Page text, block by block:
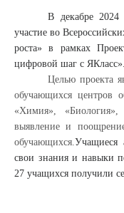
В декабре 2024
участие во
роста» в рамках
цифровой шаг с ЯКласс».
Целью проекта
обучающихся центров
«Химия»,
выявление и
обучающихся.Учащиеся
свои знания и навыки
27 учащихся получили